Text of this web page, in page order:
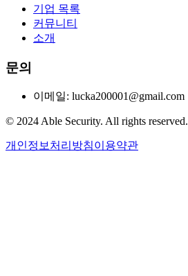
기업 목록
커뮤니티
소개
문의
이메일: lucka200001@gmail.com
© 2024 Able Security. All rights reserved.
개인정보처리방침이용약관